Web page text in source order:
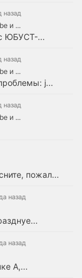
назад
и ...
ЮБУСТ-...
назад
и ...
j...
назад
и ...
пожал...
назад
назад
А,...